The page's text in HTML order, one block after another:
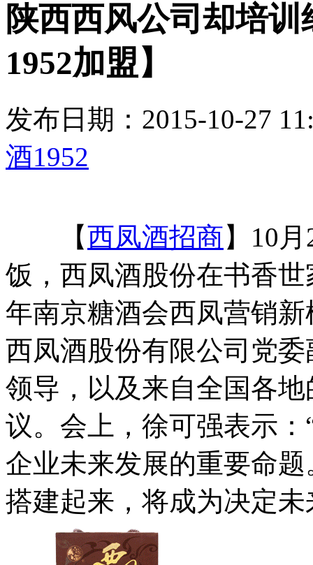
陕西西风公司却培
1952加盟】
发布日期：2015-10-27
酒1952
【西凤酒招商】10
饭，西凤酒股份在书香
年南京糖酒会西凤营销
西凤酒股份有限公司党
领导，以及来自全国各
议。会上，徐可强表示
企业未来发展的重要命
搭建起来，将成为决定